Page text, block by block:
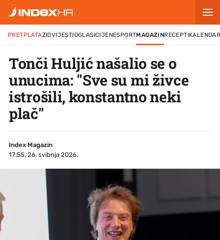
PRETPLATAZIDVIJESTIOGLASICIJENESPORTMAGAZINRECEPTI
Tonči Huljić našalio se o
unucima: "Sve su mi živce
istrošili, konstantno neki
plač"
Index Magazin
17:55, 26. svibnja 2026.